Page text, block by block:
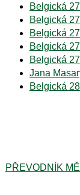
Belgická
Belgická
Belgická
Belgická
Belgická
Jana
Belgická
PŘEVODNÍK